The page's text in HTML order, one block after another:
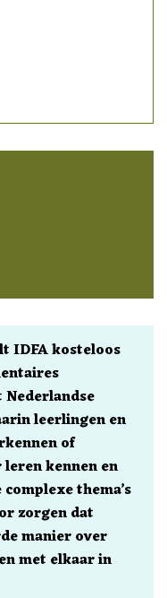
IDFA kosteloos
leerlingen en
of
kennen en
thema’s
zorgen dat
manier over
met elkaar in